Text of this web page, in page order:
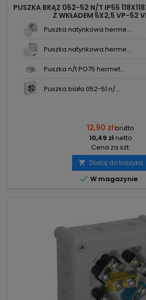
PUSZKA BRĄZ 052-52 N/T IP55
Z WKŁADEM 5X2,5 VP-52
Puszka natynkowa herme...
Puszka natynkowa herme...
Puszka n/t PO75 hermet...
Puszka biała 052-51 n/...
12,90 złbrutto
10,49 złnetto
Cena za szt.
 Dodaj do koszyka
 W magazynie